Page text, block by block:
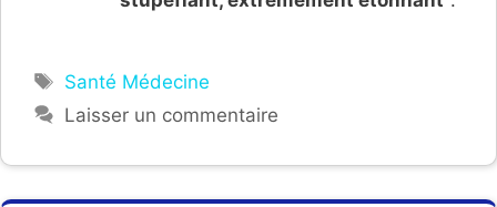
Étiquettes
Santé Médecine
Laisser un commentaire